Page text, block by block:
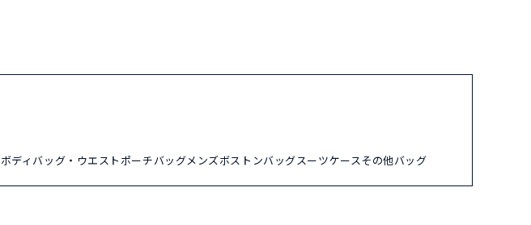
ボディバッグ・ウエストポーチバッグメンズボストンバッグスーツケースその他バッグ